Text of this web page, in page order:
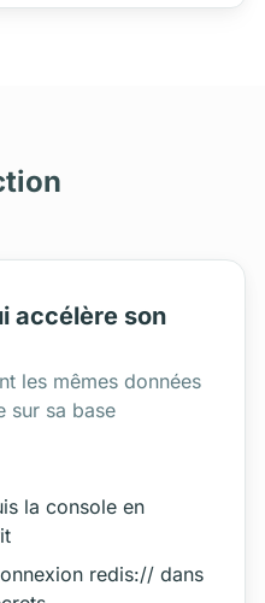
accélère son
les mêmes données
sur sa base
la console en
redis:// dans